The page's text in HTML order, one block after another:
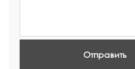
Отправить